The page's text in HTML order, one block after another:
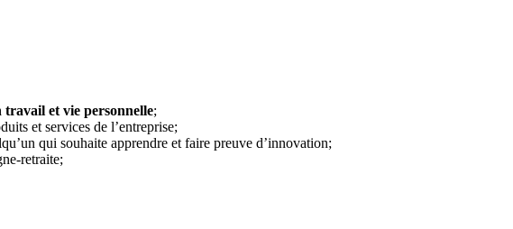
travail et vie personnelle;
et services de l’entreprise;
qui souhaite apprendre et faire preuve d’innovation;
retraite;